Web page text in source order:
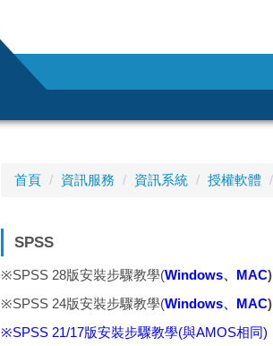
首頁 資訊服務 資訊系統 授權軟體
SPSS
※SPSS 28版安裝步驟教學(Windows、 MAC)
※SPSS 24版安裝步驟教學(Windows、 MAC)
※SPSS 21/17版安裝步驟教學(與AMOS相同)